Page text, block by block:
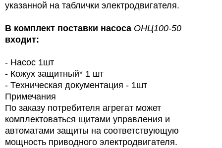
указанной на таблички электродвигателя.
В комплект поставки насоса ОНЦ100-50
входит:
- Насос 1шт
- Кожух защитный* 1 шт
- Техническая документация - 1шт
Примечания
По заказу потребителя агрегат может
комплектоваться щитами управления и
автоматами защиты на соответствующую
мощность приводного электродвигателя.